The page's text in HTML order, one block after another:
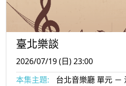
臺北樂談
2026/07/19 (日) 23:00
本集主題:
台北音樂廳 單元 － 浪漫的音樂詩人 – 舒曼